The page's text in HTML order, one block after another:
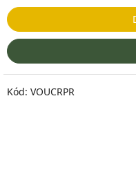
Kód: VOUCRPR